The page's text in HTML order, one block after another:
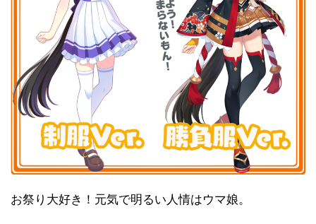
お祭り大好き！元気で明るい人情はウマ娘。